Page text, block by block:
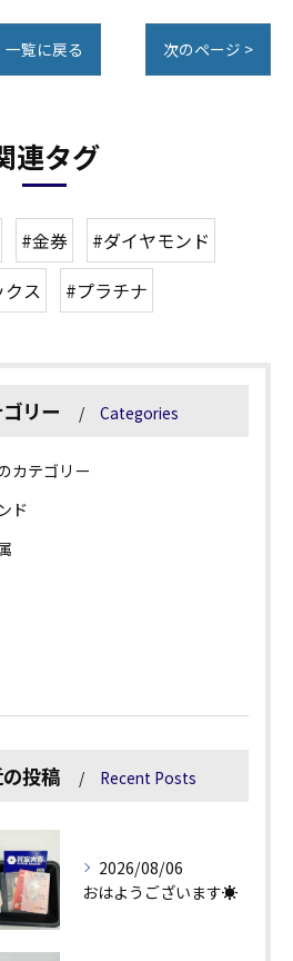
一覧に戻る 次のページ >
連タグ
#金券
#ダイヤモンド
ス
#プラチナ
リー Categories
カテゴリー
ド
投稿 Recent Posts
2026/08/06
おはようございます☀